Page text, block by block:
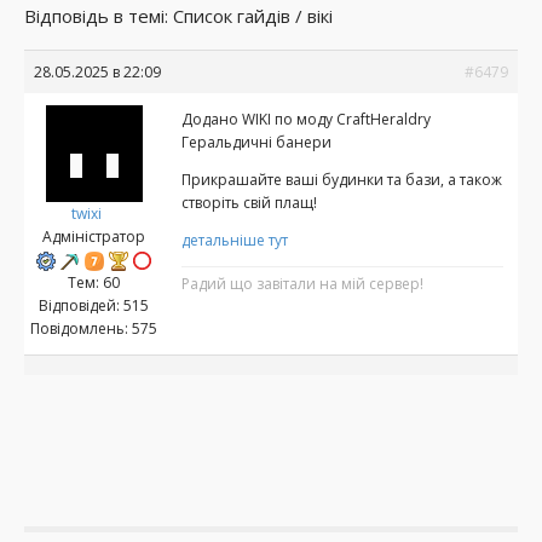
Відповідь в темі: Список гайдів / вікі
28.05.2025 в 22:09 #6479
twixi
Адміністратор
Тем: 60
Відповідей: 515
Повідомлень: 575
Додано WIKI по моду CraftHeraldry
Геральдичні банери
Прикрашайте ваші будинки та бази, а також
створіть свій плащ!
детальніше тут
Радий що завітали на мій сервер!